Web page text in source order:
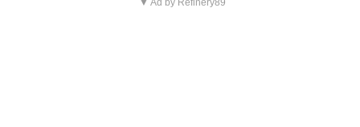
▼ Ad by Refinery89